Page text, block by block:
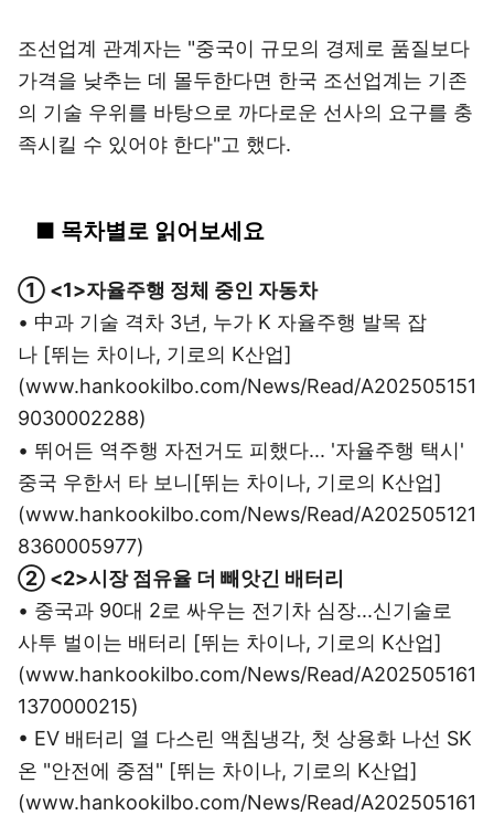
조선업계 관계자는 "중국이 규모의 경제로 품질보다
가격을 낮추는 데 몰두한다면 한국 조선업계는 기존
의 기술 우위를 바탕으로 까다로운 선사의 요구를 충
족시킬 수 있어야 한다"고 했다.
■ 목차별로 읽어보세요
① <1>자율주행 정체 중인 자동차
• 中과 기술 격차 3년, 누가 K 자율주행 발목 잡
나 [뛰는 차이나, 기로의 K산업]
(www.hankookilbo.com/News/Read/A202505151
9030002288)
• 뛰어든 역주행 자전거도 피했다... '자율주행 택시'
중국 우한서 타 보니[뛰는 차이나, 기로의 K산업]
(www.hankookilbo.com/News/Read/A202505121
8360005977)
② <2>시장 점유율 더 빼앗긴 배터리
• 중국과 90대 2로 싸우는 전기차 심장...신기술로
사투 벌이는 배터리 [뛰는 차이나, 기로의 K산업]
(www.hankookilbo.com/News/Read/A202505161
1370000215)
• EV 배터리 열 다스린 액침냉각, 첫 상용화 나선 SK
온 "안전에 중점" [뛰는 차이나, 기로의 K산업]
(www.hankookilbo.com/News/Read/A202505161